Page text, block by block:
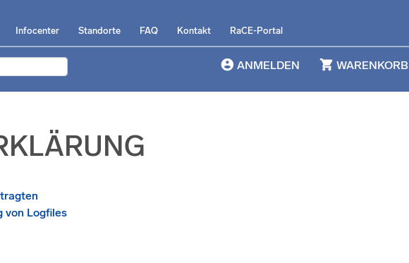
Infocenter Standorte FAQ Kontakt RaCE-Portal
account_circle ANMELDEN shopping_cart WARENKORB
von Logfiles